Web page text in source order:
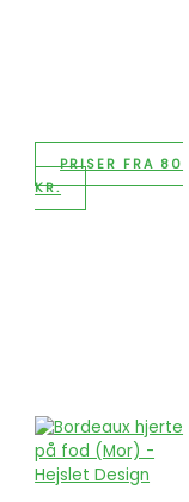
PRISER FRA 80
KR.